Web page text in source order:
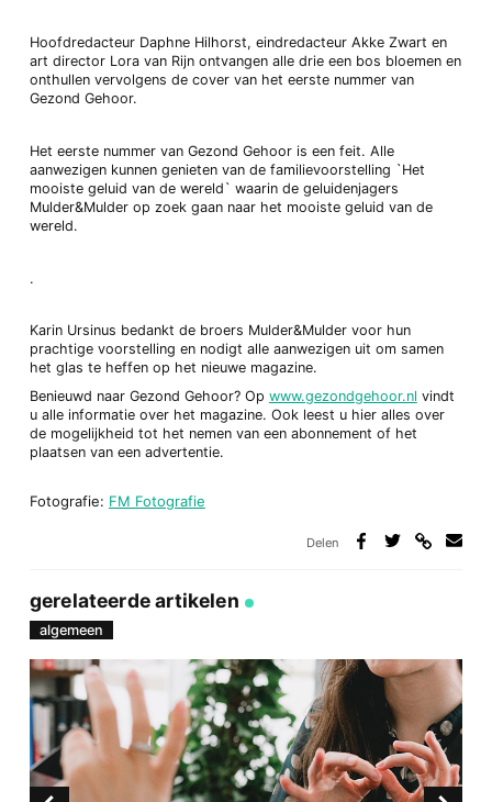
Hoofdredacteur Daphne Hilhorst, eindredacteur Akke Zwart en
art director Lora van Rijn ontvangen alle drie een bos bloemen en
onthullen vervolgens de cover van het eerste nummer van
Gezond Gehoor.
Het eerste nummer van Gezond Gehoor is een feit. Alle
aanwezigen kunnen genieten van de familievoorstelling `Het
mooiste geluid van de wereld` waarin de geluidenjagers
Mulder&Mulder op zoek gaan naar het mooiste geluid van de
wereld.
.
Karin Ursinus bedankt de broers Mulder&Mulder voor hun
prachtige voorstelling en nodigt alle aanwezigen uit om samen
het glas te heffen op het nieuwe magazine.
Benieuwd naar Gezond Gehoor? Op www.gezondgehoor.nl vindt
u alle informatie over het magazine. Ook leest u hier alles over
de mogelijkheid tot het nemen van een abonnement of het
plaatsen van een advertentie.
Fotografie: FM Fotografie
Delen
gerelateerde artikelen
algemeen